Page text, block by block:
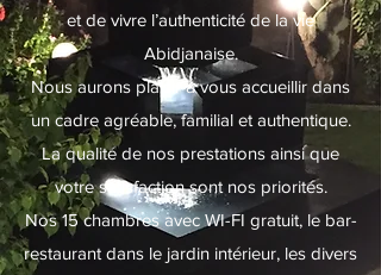
et de vivre l’authenticité de la vie
Abidjanaise.
Nous aurons plaisir à vous accueillir dans
un cadre agréable, familial et authentique.
La qualité de nos prestations ainsi que
votre satisfaction sont nos priorités.
Nos 15 chambres avec WI-FI gratuit, le bar-
restaurant dans le jardin intérieur, les divers